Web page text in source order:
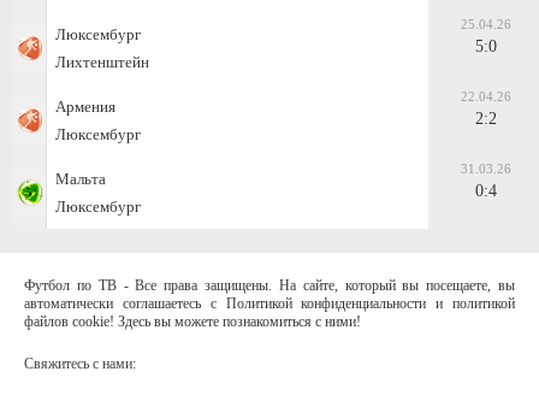
Люксембург
Лихтенштейн
25.04.26
5:0
Армения
Люксембург
22.04.26
2:2
Мальта
Люксембург
31.03.26
0:4
Футбол по ТВ - Все права защищены. На сайте, который вы посещаете, вы
автоматически соглашаетесь с Политикой конфиденциальности и политикой
файлов cookie! Здесь вы можете познакомиться с ними!
Свяжитесь с нами: